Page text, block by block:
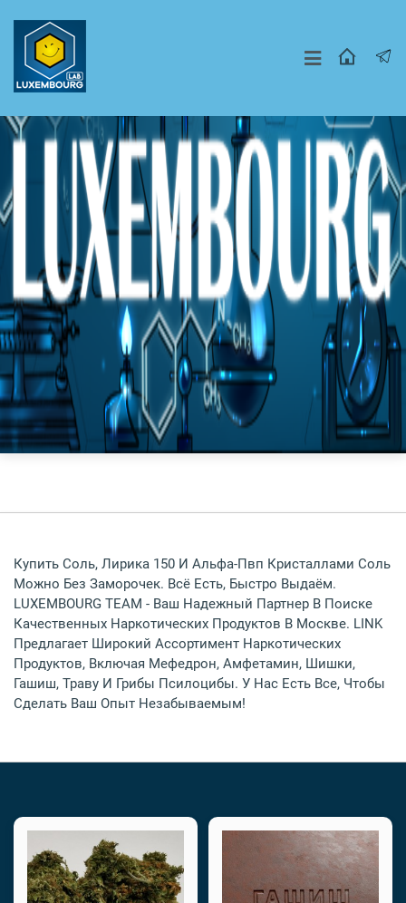
Москва
Другие Города
Купить Соль, Лирика 150 И Альфа-Пвп Кристаллами Соль
Можно Без Заморочек. Всё Есть, Быстро Выдаём.
LUXEMBOURG TEAM - Ваш Надежный Партнер В Поиске
Качественных Наркотических Продуктов В Москве. LINK
Предлагает Широкий Ассортимент Наркотических
Продуктов, Включая Мефедрон, Амфетамин, Шишки,
Гашиш, Траву И Грибы Псилоцибы. У Нас Есть Все, Чтобы
Сделать Ваш Опыт Незабываемым!